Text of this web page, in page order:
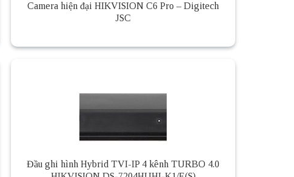
Camera hiện đại HIKVISION C6 Pro – Digitech
JSC
Đầu ghi hình Hybrid TVI-IP 4 kênh TURBO 4.0